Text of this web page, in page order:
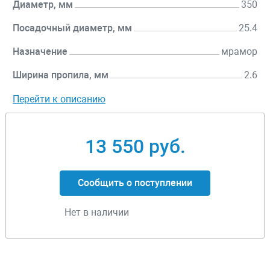
Диаметр, мм 350
Посадочный диаметр, мм 25.4
Назначение мрамор
Ширина пропила, мм 2.6
Перейти к описанию
13 550 руб.
Сообщить о поступлении
Нет в наличии